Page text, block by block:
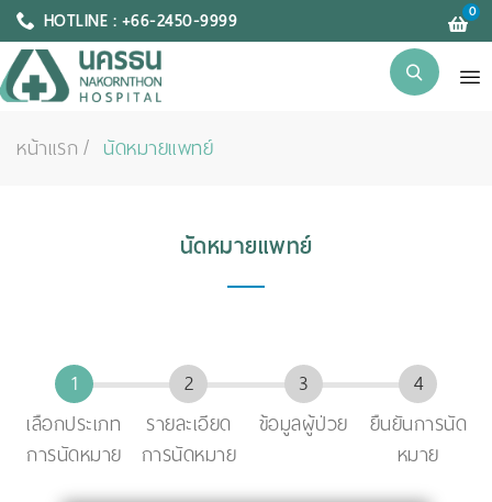
HOTLINE : +66-2450-9999 0
หน้าแรก นัดหมายแพทย์
นัดหมายแพทย์
เลือกประเภท
การนัดหมาย
รายละเอียด
การนัดหมาย
ข้อมูลผู้ป่วย
ยืนยันการนัด
หมาย